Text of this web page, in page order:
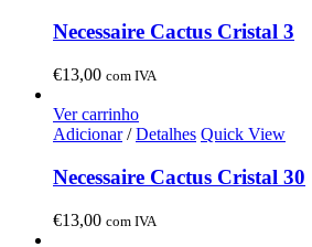
Necessaire Cactus Cristal 3
€13,00 com IVA
Ver carrinho
Adicionar/ Detalhes Quick View
Necessaire Cactus Cristal 30
€13,00 com IVA